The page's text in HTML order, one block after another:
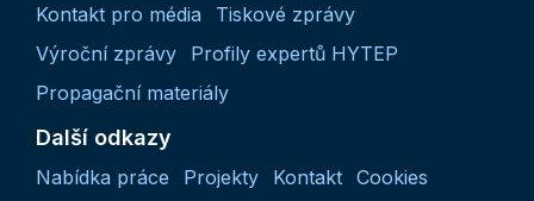
Kontakt pro média
Tiskové zprávy
Výroční zprávy
Profily expertů HYTEP
Propagační materiály
Další odkazy
Nabídka práce Projekty Kontakt Cookies